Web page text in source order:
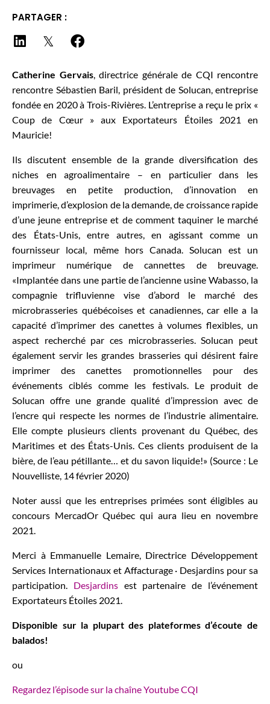
PARTAGER :
Catherine Gervais, directrice générale de CQI rencontre
rencontre Sébastien Baril, président de Solucan, entreprise
fondée en 2020 à Trois-Rivières. L’entreprise a reçu le prix «
Coup de Cœur » aux Exportateurs Étoiles 2021 en
Mauricie!
Ils discutent ensemble de la grande diversification des
niches en agroalimentaire – en particulier dans les
breuvages en petite production, d’innovation en
imprimerie, d’explosion de la demande, de croissance rapide
d’une jeune entreprise et de comment taquiner le marché
des États-Unis, entre autres, en agissant comme un
fournisseur local, même hors Canada. Solucan est un
imprimeur numérique de cannettes de breuvage.
«Implantée dans une partie de l’ancienne usine Wabasso, la
compagnie trifluvienne vise d’abord le marché des
microbrasseries québécoises et canadiennes, car elle a la
capacité d’imprimer des canettes à volumes flexibles, un
aspect recherché par ces microbrasseries. Solucan peut
également servir les grandes brasseries qui désirent faire
imprimer des canettes promotionnelles pour des
événements ciblés comme les festivals. Le produit de
Solucan offre une grande qualité d’impression avec de
l’encre qui respecte les normes de l’industrie alimentaire.
Elle compte plusieurs clients provenant du Québec, des
Maritimes et des États-Unis. Ces clients produisent de la
bière, de l’eau pétillante… et du savon liquide!» (Source : Le
Nouvelliste, 14 février 2020)
Noter aussi que les entreprises primées sont éligibles au
concours MercadOr Québec qui aura lieu en novembre
2021.
Merci à Emmanuelle Lemaire, Directrice Développement
Services Internationaux et Affacturage · Desjardins pour sa
participation. Desjardinsest partenaire de l’événement
Exportateurs Étoiles 2021.
Disponible sur la plupart des plateformes d’écoute de
balados!
ou
Regardez l’épisode sur la chaîne Youtube CQI